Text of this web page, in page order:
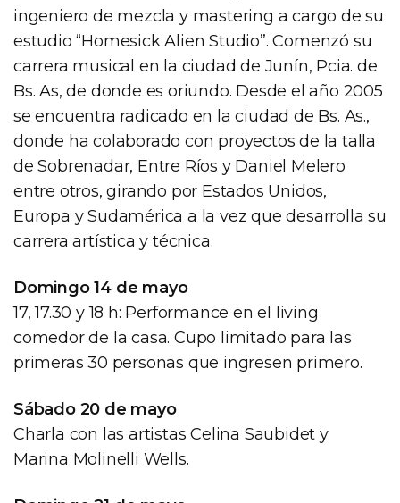
ingeniero de mezcla y mastering a cargo de su
estudio “Homesick Alien Studio”. Comenzó su
carrera musical en la ciudad de Junín, Pcia. de
Bs. As, de donde es oriundo. Desde el año 2005
se encuentra radicado en la ciudad de Bs. As.,
donde ha colaborado con proyectos de la talla
de Sobrenadar, Entre Ríos y Daniel Melero
entre otros, girando por Estados Unidos,
Europa y Sudamérica a la vez que desarrolla su
carrera artística y técnica.
Domingo 14 de mayo
17, 17.30 y 18 h: Performance en el living
comedor de la casa. Cupo limitado para las
primeras 30 personas que ingresen primero.
Sábado 20 de mayo
Charla con las artistas Celina Saubidet y
Marina Molinelli Wells.